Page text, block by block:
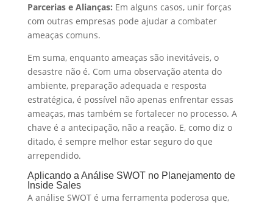
Parcerias e Alianças: Em alguns casos, unir forças
com outras empresas pode ajudar a combater
ameaças comuns.
Em suma, enquanto ameaças são inevitáveis, o
desastre não é. Com uma observação atenta do
ambiente, preparação adequada e resposta
estratégica, é possível não apenas enfrentar essas
ameaças, mas também se fortalecer no processo. A
chave é a antecipação, não a reação. E, como diz o
ditado, é sempre melhor estar seguro do que
arrependido.
Aplicando a Análise SWOT no Planejamento de
Inside Sales
A análise SWOT é uma ferramenta poderosa que,